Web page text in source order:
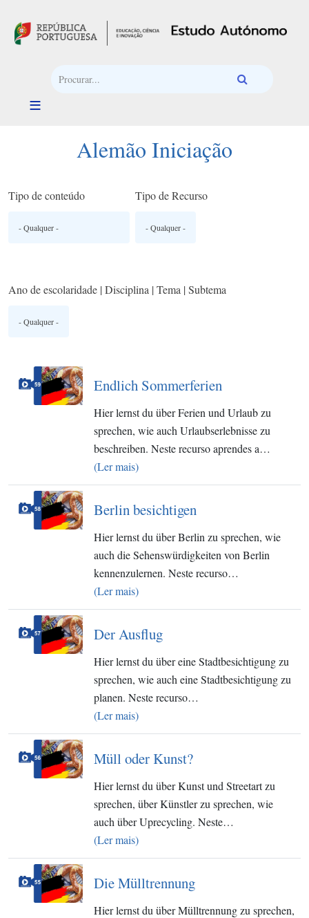
Alemão Iniciação
Tipo de conteúdo Tipo de Recurso
Ano de escolaridade | Disciplina | Tema | Subtema
Endlich Sommerferien
Hier lernst du über Ferien und Urlaub zu
sprechen, wie auch Urlaubserlebnisse zu
beschreiben. Neste recurso aprendes a…
(Ler mais)
Berlin besichtigen
Hier lernst du über Berlin zu sprechen, wie
auch die Sehenswürdigkeiten von Berlin
kennenzulernen. Neste recurso…
(Ler mais)
Der Ausflug
Hier lernst du über eine Stadtbesichtigung zu
sprechen, wie auch eine Stadtbesichtigung zu
planen. Neste recurso…
(Ler mais)
Müll oder Kunst?
Hier lernst du über Kunst und Streetart zu
sprechen, über Künstler zu sprechen, wie
auch über Uprecycling. Neste…
(Ler mais)
Die Mülltrennung
Hier lernst du über Mülltrennung zu sprechen,